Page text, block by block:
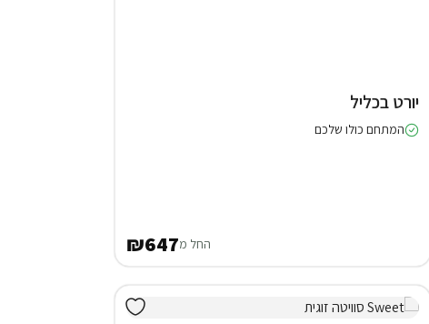
יורט בכליל
המתחם כולו שלכם
החל מ₪647